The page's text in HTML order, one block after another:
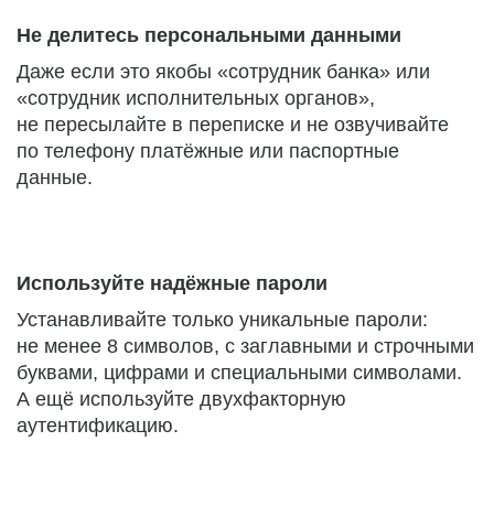
Не делитесь персональными данными
Даже если это якобы «сотрудник банка» или
«сотрудник исполнительных органов»,
не пересылайте в переписке и не озвучивайте
по телефону платёжные или паспортные
данные.
Используйте надёжные пароли
Устанавливайте только уникальные пароли:
не менее 8 символов, с заглавными и строчными
буквами, цифрами и специальными символами.
А ещё используйте двухфакторную
аутентификацию.